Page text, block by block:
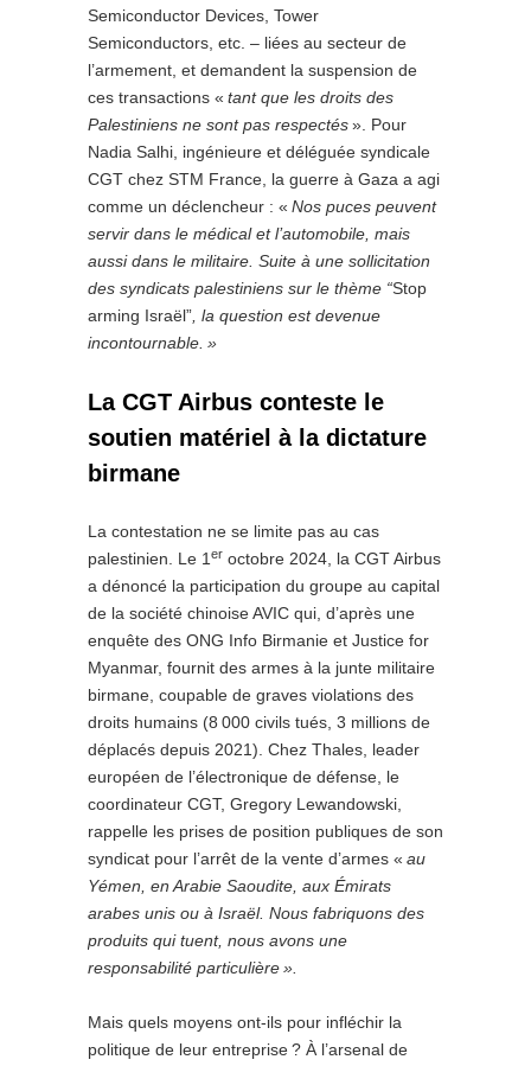
Semiconductor Devices, Tower
Semiconductors, etc. – liées au secteur de
l’armement, et demandent la suspension de
ces transactions « tant que les droits des
Palestiniens ne sont pas respectés». Pour
Nadia Salhi, ingénieure et déléguée syndicale
CGT chez STM France, la guerre à Gaza a agi
comme un déclencheur : « Nos puces peuvent
servir dans le médical et l’automobile, mais
aussi dans le militaire. Suite à une sollicitation
des syndicats palestiniens sur le thème “Stop
arming Israël” , la question est devenue
incontournable. »
La CGT Airbus conteste le
soutien matériel à la dictature
birmane
La contestation ne se limite pas au cas
palestinien. Le 1 er octobre 2024, la CGT Airbus
a dénoncé la participation du groupe au capital
de la société chinoise AVIC qui, d’après une
enquête des ONG Info Birmanie et Justice for
Myanmar, fournit des armes à la junte militaire
birmane, coupable de graves violations des
droits humains (8 000 civils tués, 3 millions de
déplacés depuis 2021). Chez Thales, leader
européen de l’électronique de défense, le
coordinateur CGT, Gregory Lewandowski,
rappelle les prises de position publiques de son
syndicat pour l’arrêt de la vente d’armes « au
Yémen, en Arabie Saoudite, aux Émirats
arabes unis ou à Israël. Nous fabriquons des
produits qui tuent, nous avons une
responsabilité particulière ».
Mais quels moyens ont-ils pour infléchir la
politique de leur entreprise ? À l’arsenal de